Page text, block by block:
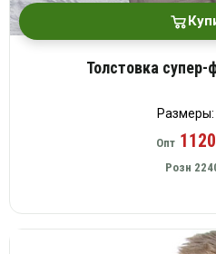
Толстовка супер-
Размеры:
Опт
Розн